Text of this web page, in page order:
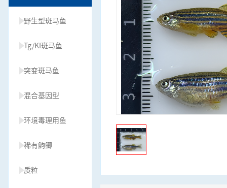
野生型斑马鱼
Tg/KI斑马鱼
突变斑马鱼
混合基因型
环境毒理用鱼
稀有鮈鲫
质粒